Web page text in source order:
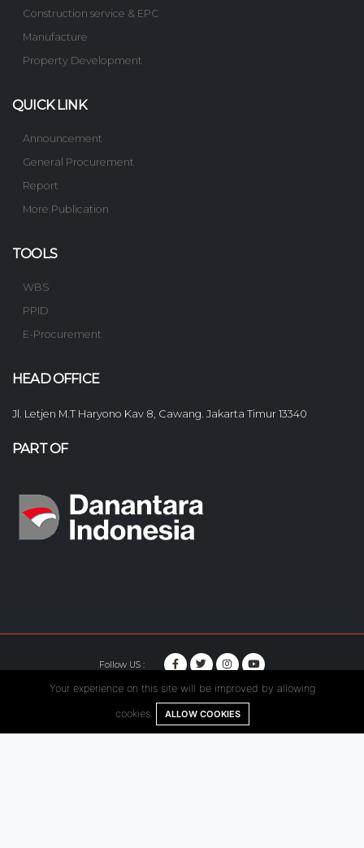
Construction service & EPC
Manufacture
Property Development
QUICK LINK
Announcement
General Procurement
Report
More Publication
TOOLS
WBS
PPID
E-Procurement
HEAD OFFICE
Jl. Letjen M.T Haryono Kav 8, Cawang. Jakarta Timur 13340
PART OF
Follow US :
© Copyright 2020. Hutama Karya All Rights Reserved.
Your experience on this site will be improved by allowing
cookies. ALLOW COOKIES